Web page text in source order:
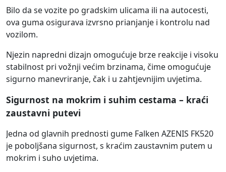
Bilo da se vozite po gradskim ulicama ili na autocesti,
ova guma osigurava izvrsno prianjanje i kontrolu nad
vozilom.
Njezin napredni dizajn omogućuje brze reakcije i visoku
stabilnost pri vožnji većim brzinama, čime omogućuje
sigurno manevriranje, čak i u zahtjevnijim uvjetima.
Sigurnost na mokrim i suhim cestama – kraći
zaustavni putevi
Jedna od glavnih prednosti gume Falken AZENIS FK520
je poboljšana sigurnost, s kraćim zaustavnim putem u
mokrim i suho uvjetima.